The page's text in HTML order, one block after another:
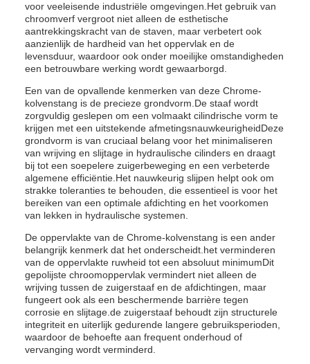
voor veeleisende industriële omgevingen.Het gebruik van
chroomverf vergroot niet alleen de esthetische
aantrekkingskracht van de staven, maar verbetert ook
aanzienlijk de hardheid van het oppervlak en de
levensduur, waardoor ook onder moeilijke omstandigheden
een betrouwbare werking wordt gewaarborgd.
Een van de opvallende kenmerken van deze Chrome-
kolvenstang is de precieze grondvorm.De staaf wordt
zorgvuldig geslepen om een volmaakt cilindrische vorm te
krijgen met een uitstekende afmetingsnauwkeurigheidDeze
grondvorm is van cruciaal belang voor het minimaliseren
van wrijving en slijtage in hydraulische cilinders en draagt
bij tot een soepelere zuigerbeweging en een verbeterde
algemene efficiëntie.Het nauwkeurig slijpen helpt ook om
strakke toleranties te behouden, die essentieel is voor het
bereiken van een optimale afdichting en het voorkomen
van lekken in hydraulische systemen.
De oppervlakte van de Chrome-kolvenstang is een ander
belangrijk kenmerk dat het onderscheidt.het verminderen
van de oppervlakte ruwheid tot een absoluut minimumDit
gepolijste chroomoppervlak vermindert niet alleen de
wrijving tussen de zuigerstaaf en de afdichtingen, maar
fungeert ook als een beschermende barrière tegen
corrosie en slijtage.de zuigerstaaf behoudt zijn structurele
integriteit en uiterlijk gedurende langere gebruiksperioden,
waardoor de behoefte aan frequent onderhoud of
vervanging wordt verminderd.